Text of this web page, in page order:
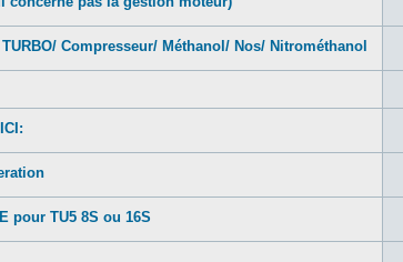
TURBO/ Compresseur/ Méthanol/ Nos/ Nitrométhanol
pour TU5 8S ou 16S